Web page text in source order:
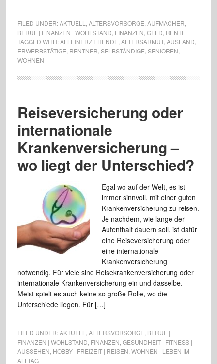
FILED UNDER:AKTUELL ALTERSVORSORGE AUFMACHER
BERUF | FINANZEN | WOHLSTAND FINANZEN GELD RENTE
TAGGED WITH:ALLEINERZIEHENDE ALTERSARMUT, AUSLAND
ERWERBSTÄTIGE RENTNER SELBSTÄNDIGE SENIOREN
WOHNEN
Reiseversicherung oder
internationale
Krankenversicherung –
wo liegt der Unterschied?
Egal wo auf der Welt, es ist
immer sinnvoll, mit einer guten
Krankenversicherung zu reisen.
Je nachdem, wie lange der
Aufenthalt dauern soll, ist dafür
eine Reiseversicherung oder
eine internationale
Krankenversicherung
notwendig. Für viele sind Reisekrankenversicherung oder
internationale Krankenversicherung ein und dasselbe.
Meist spielt es auch keine so große Rolle, wo die
Unterschiede liegen. Für […]
FILED UNDER:AKTUELL ALTERSVORSORGE BERUF |
FINANZEN | WOHLSTAND FINANZEN GESUNDHEIT | FITNESS |
AUSSEHEN HOBBY | FREIZEIT | REISEN WOHNEN | LEBEN IM
ALLTAG